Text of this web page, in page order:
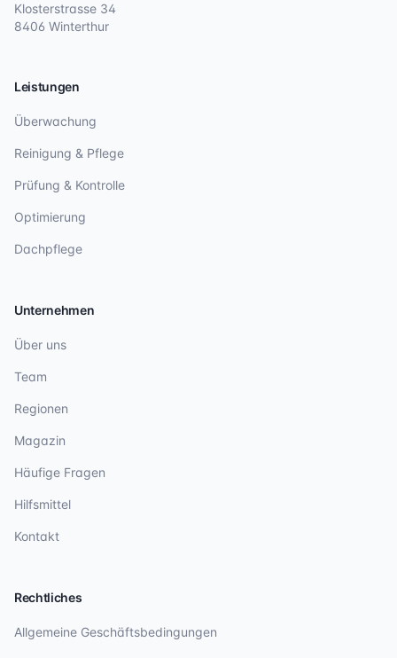
Klosterstrasse 34
8406 Winterthur
Leistungen
Überwachung
Reinigung & Pflege
Prüfung & Kontrolle
Optimierung
Dachpflege
Unternehmen
Über uns
Team
Regionen
Magazin
Häufige Fragen
Hilfsmittel
Kontakt
Rechtliches
Allgemeine Geschäftsbedingungen